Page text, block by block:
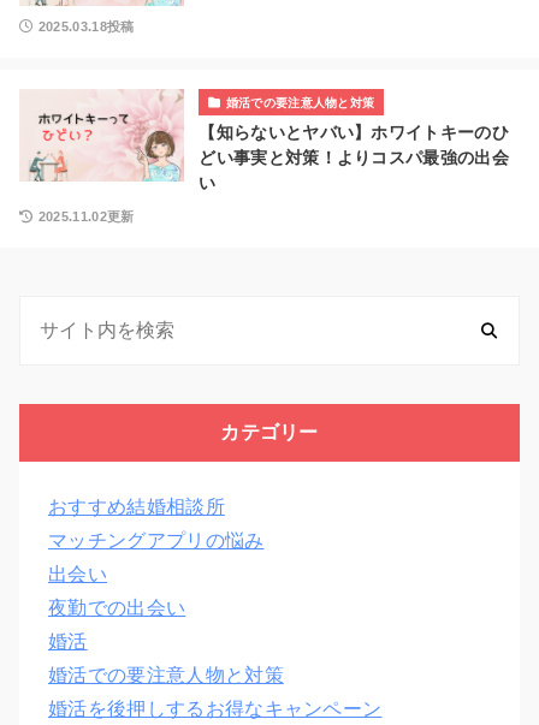
2025.03.18投稿
婚活での要注意人物と対策
【知らないとヤバい】ホワイトキーのひ
どい事実と対策！よりコスパ最強の出会
い
2025.11.02更新
カテゴリー
おすすめ結婚相談所
マッチングアプリの悩み
出会い
夜勤での出会い
婚活
婚活での要注意人物と対策
婚活を後押しするお得なキャンペーン